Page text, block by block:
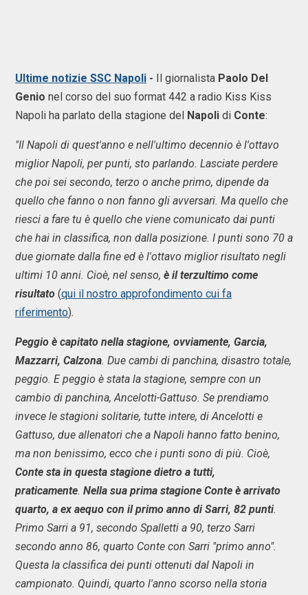
Ultime notizie SSC Napoli - Il giornalista Paolo Del
Genio nel corso del suo format 442 a radio Kiss Kiss
Napoli ha parlato della stagione del Napoli di Conte:
"Il Napoli di quest'anno e nell'ultimo decennio è l'ottavo
miglior Napoli, per punti, sto parlando. Lasciate perdere
che poi sei secondo, terzo o anche primo, dipende da
quello che fanno o non fanno gli avversari. Ma quello che
riesci a fare tu è quello che viene comunicato dai punti
che hai in classifica, non dalla posizione. I punti sono 70 a
due giornate dalla fine ed è l'ottavo miglior risultato negli
ultimi 10 anni. Cioè, nel senso, è il terzultimo come
risultato (qui il nostro approfondimento cui fa
riferimento).
Peggio è capitato nella stagione, ovviamente, Garcia,
Mazzarri, Calzona. Due cambi di panchina, disastro totale,
peggio. E peggio è stata la stagione, sempre con un
cambio di panchina, Ancelotti-Gattuso. Se prendiamo
invece le stagioni solitarie, tutte intere, di Ancelotti e
Gattuso, due allenatori che a Napoli hanno fatto benino,
ma non benissimo, ecco che i punti sono di più. Cioè,
Conte sta in questa stagione dietro a tutti,
praticamente. Nella sua prima stagione Conte è arrivato
quarto, a ex aequo con il primo anno di Sarri, 82 punti.
Primo Sarri a 91, secondo Spalletti a 90, terzo Sarri
secondo anno 86, quarto Conte con Sarri "primo anno".
Questa la classifica dei punti ottenuti dal Napoli in
campionato. Quindi, quarto l'anno scorso nella storia